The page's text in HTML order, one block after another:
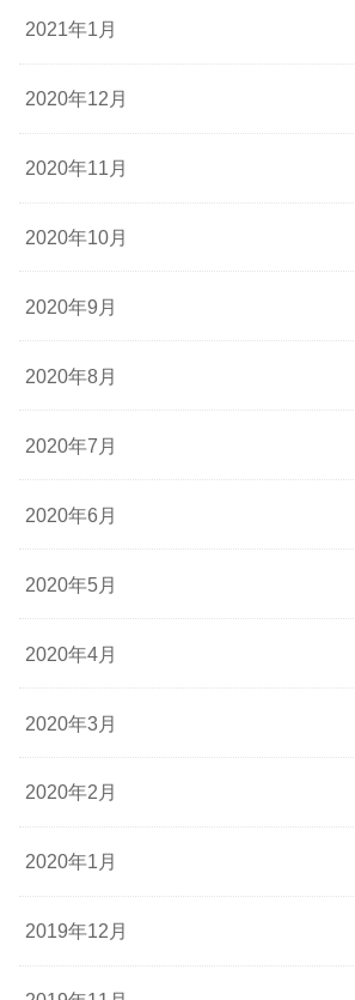
2021年1月
2020年12月
2020年11月
2020年10月
2020年9月
2020年8月
2020年7月
2020年6月
2020年5月
2020年4月
2020年3月
2020年2月
2020年1月
2019年12月